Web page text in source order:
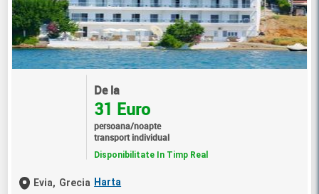
De la
31 Euro
persoana/noapte
transport individual
Disponibilitate In Timp Real
Evia, Grecia Harta